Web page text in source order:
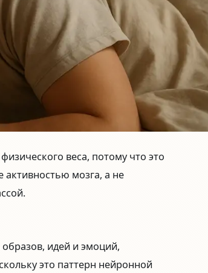
веса, потому что это
мозга, а не
идей и эмоций,
это паттерн нейронной